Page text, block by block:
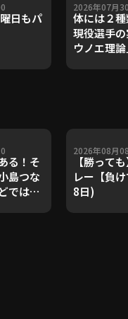
日もパ
2026年07月
体には２
現役選手
ウノエ理
る！そ
島つな
ではな
2026年08月
【勝って
レー【負
8日)